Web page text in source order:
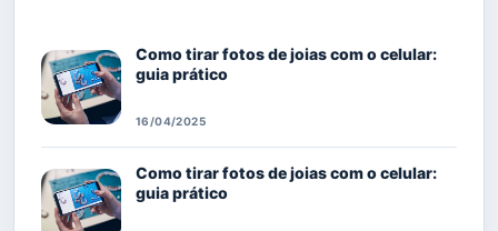
Como tirar fotos de joias com o celular:
guia prático
16/04/2025
Como tirar fotos de joias com o celular:
guia prático